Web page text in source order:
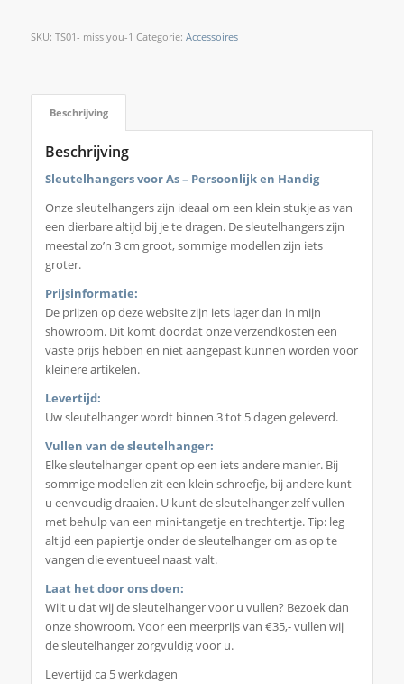
SKU: TS01- miss you-1 Categorie: Accessoires
Beschrijving
Beschrijving
Sleutelhangers voor As – Persoonlijk en Handig
Onze sleutelhangers zijn ideaal om een klein stukje as van
een dierbare altijd bij je te dragen. De sleutelhangers zijn
meestal zo’n 3 cm groot, sommige modellen zijn iets
groter.
Prijsinformatie:
De prijzen op deze website zijn iets lager dan in mijn
showroom. Dit komt doordat onze verzendkosten een
vaste prijs hebben en niet aangepast kunnen worden voor
kleinere artikelen.
Levertijd:
Uw sleutelhanger wordt binnen 3 tot 5 dagen geleverd.
Vullen van de sleutelhanger:
Elke sleutelhanger opent op een iets andere manier. Bij
sommige modellen zit een klein schroefje, bij andere kunt
u eenvoudig draaien. U kunt de sleutelhanger zelf vullen
met behulp van een mini-tangetje en trechtertje. Tip: leg
altijd een papiertje onder de sleutelhanger om as op te
vangen die eventueel naast valt.
Laat het door ons doen:
Wilt u dat wij de sleutelhanger voor u vullen? Bezoek dan
onze showroom. Voor een meerprijs van €35,- vullen wij
de sleutelhanger zorgvuldig voor u.
Levertijd ca 5 werkdagen